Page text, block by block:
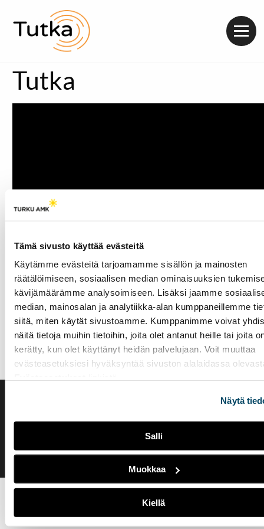
Tämä sivusto käyttää evästeitä
Käytämme evästeitä tarjoamamme sisällön ja mainosten
räätälöimiseen, sosiaalisen median ominaisuuksien
kävijämäärämme analysoimiseen. Lisäksi jaamme
median, mainosalan ja analytiikka-alan kumppaneillemme
siitä, miten käytät sivustoamme. Kumppanimme voivat
näitä tietoja muihin tietoihin, joita olet antanut heille tai joita
kerätty, kun olet käyttänyt heidän palvelujaan. Voit muuttaa
evästeasetuksiesi hyväksyntää sivuston alalaidassa
Näytä
Salli
Muokkaa
Kiellä
Tutka
Lähteet:
https://www.helsinki.fi/fi/uutiset/elamantieteet/tutkija-
vastaa-miksi-kuntoilupaatoksessa-on-niin-vaikea-pysya
Evästeasetukset